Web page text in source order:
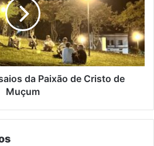
da Paixão de Cristo de
Muçum